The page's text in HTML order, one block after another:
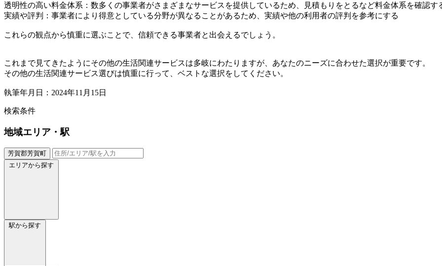
透明性の高い料金体系：数多くの事業者がさまざまなサービスを提供しているため、見積もりをとるなど料金体系を確認す
実績や評判：事業者により得意としている分野が異なることがあるため、実績や他の利用者の評判を参考にする
これらの観点から慎重に選ぶことで、信頼できる事業者と出会えるでしょう。
これまで見てきたようにその他の生活関連サービスは多岐にわたりますが、あなたのニーズに合わせた選択が重要です。
その他の生活関連サービス選びは慎重に行って、ベストな選択をしてください。
執筆年月日：2024年11月15日
検索条件
地域エリア・駅
芳賀郡芳賀町
エリアから探す
駅から探す